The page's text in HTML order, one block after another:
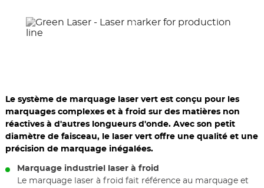
Le système de marquage laser vert est conçu pour les
marquages complexes et à froid sur des matières non
réactives à d'autres longueurs d'onde. Avec son petit
diamètre de faisceau, le laser vert offre une qualité et une
précision de marquage inégalées.
Marquage industriel laser à froid
Le marquage laser à froid fait référence au marquage et